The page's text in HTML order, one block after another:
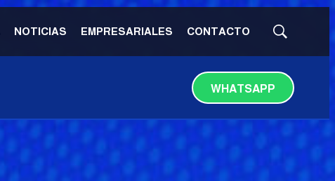
NOTICIAS EMPRESARIALES CONTACTO
Mostrar
WHATSAPP